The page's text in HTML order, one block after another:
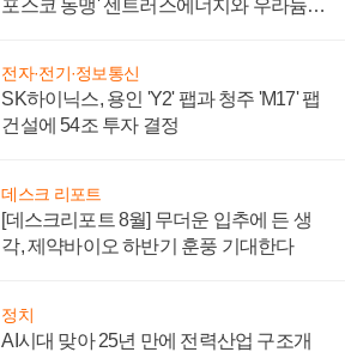
포스코 동맹' 센트러스에너지와 우라늄
전자·전기·정보통신
SK하이닉스, 용인 'Y2' 팹과 청주 'M17' 팹
건설에 54조 투자 결정
데스크 리포트
[데스크리포트 8월] 무더운 입추에 든 생
각, 제약바이오 하반기 훈풍 기대한다
정치
AI시대 맞아 25년 만에 전력산업 구조개